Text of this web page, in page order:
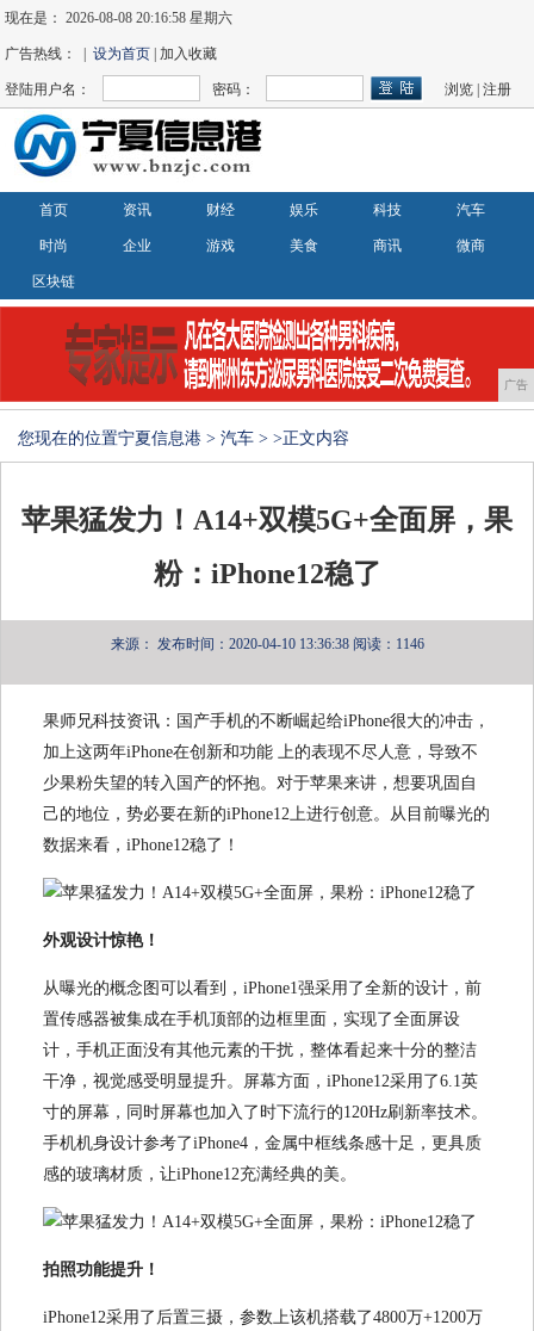
现在是：2026-08-08 20:16:58 星期六
广告热线： |设为首页 | 加入收藏
登陆用户名： 密码： 浏览 |注册
首页 资讯 财经 娱乐 科技 汽车
时尚 企业 游戏 美食 商讯 微商
区块链
广告
您现在的位置宁夏信息港 > 汽车 > >正文内容
苹果猛发力！A14+双模5G+全面屏，果
粉：iPhone12稳了
来源： 发布时间：2020-04-10 13:36:38 阅读：1146
果师兄科技资讯：国产手机的不断崛起给iPhone很大的冲击，
加上这两年iPhone在创新和功能 上的表现不尽人意，导致不
少果粉失望的转入国产的怀抱。对于苹果来讲，想要巩固自
己的地位，势必要在新的iPhone12上进行创意。从目前曝光的
数据来看，iPhone12稳了！
外观设计惊艳！
从曝光的概念图可以看到，iPhone1强采用了全新的设计，前
置传感器被集成在手机顶部的边框里面，实现了全面屏设
计，手机正面没有其他元素的干扰，整体看起来十分的整洁
干净，视觉感受明显提升。屏幕方面，iPhone12采用了6.1英
寸的屏幕，同时屏幕也加入了时下流行的120Hz刷新率技术。
手机机身设计参考了iPhone4，金属中框线条感十足，更具质
感的玻璃材质，让iPhone12充满经典的美。
拍照功能提升！
iPhone12采用了后置三摄，参数上该机搭载了4800万+1200万